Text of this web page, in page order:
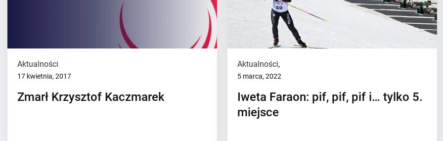
Aktualności
17 kwietnia, 2017
Zmarł Krzysztof Kaczmarek
Aktualności,
5 marca, 2022
Iweta Faraon: pif, pif, pif i… tylko 5.
miejsce